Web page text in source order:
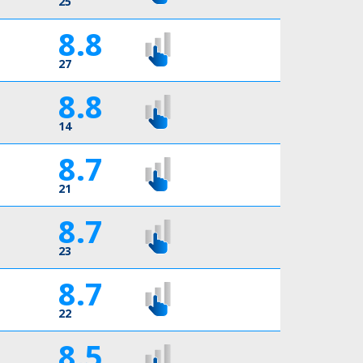
8.8
27
8.8
14
8.7
21
8.7
23
8.7
22